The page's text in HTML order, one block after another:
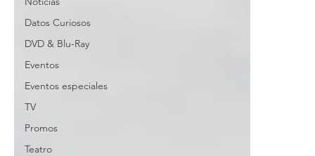
Datos Curiosos
DVD & Blu-Ray
Eventos
Eventos especiales
TV
Promos
Teatro